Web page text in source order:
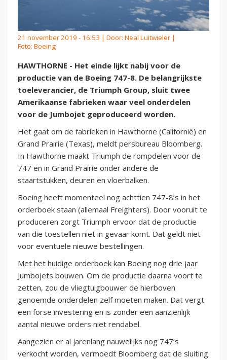
21 november 2019 - 16:53 | Door: Neal Luitwieler |
Foto: Boeing
HAWTHORNE - Het einde lijkt nabij voor de
productie van de Boeing 747-8. De belangrijkste
toeleverancier, de Triumph Group, sluit twee
Amerikaanse fabrieken waar veel onderdelen
voor de Jumbojet geproduceerd worden.
Het gaat om de fabrieken in Hawthorne (Californië) en
Grand Prairie (Texas), meldt persbureau Bloomberg.
In Hawthorne maakt Triumph de rompdelen voor de
747 en in Grand Prairie onder andere de
staartstukken, deuren en vloerbalken.
Boeing heeft momenteel nog achttien 747-8’s in het
orderboek staan (allemaal Freighters). Door vooruit te
produceren zorgt Triumph ervoor dat de productie
van die toestellen niet in gevaar komt. Dat geldt niet
voor eventuele nieuwe bestellingen.
Met het huidige orderboek kan Boeing nog drie jaar
Jumbojets bouwen. Om de productie daarna voort te
zetten, zou de vliegtuigbouwer de hierboven
genoemde onderdelen zelf moeten maken. Dat vergt
een forse investering en is zonder een aanzienlijk
aantal nieuwe orders niet rendabel.
Aangezien er al jarenlang nauwelijks nog 747’s
verkocht worden, vermoedt Bloomberg dat de sluiting